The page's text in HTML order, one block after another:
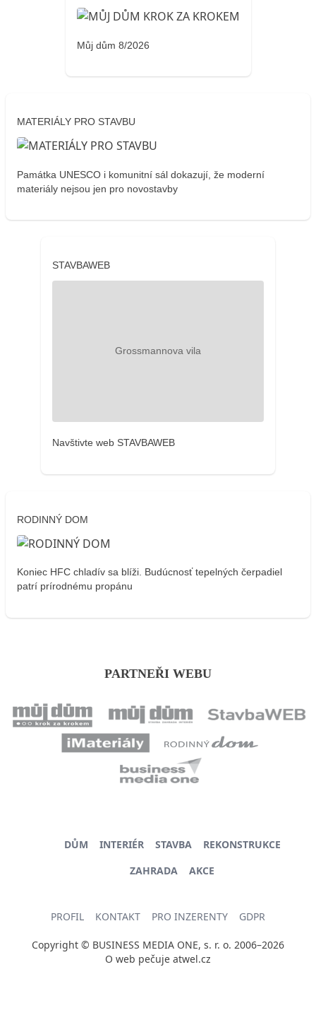
Můj dům 8/2026
MATERIÁLY PRO STAVBU
Památka UNESCO i komunitní sál dokazují, že moderní
materiály nejsou jen pro novostavby
STAVBAWEB
Navštivte web STAVBAWEB
RODINNÝ DOM
Koniec HFC chladív sa blíži. Budúcnosť tepelných čerpadiel
patrí prírodnému propánu
PARTNEŘI WEBU
DŮM INTERIÉR STAVBA
REKONSTRUKCE
ZAHRADA
AKCE
PROFIL KONTAKT PRO INZERENTY GDPR
Copyright © BUSINESS MEDIA ONE, s. r. o. 2006–2026